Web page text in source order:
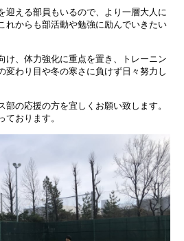
迎える部員もいるので、より一層大人に
れからも部活動や勉強に励んでいきたい
け、体力強化に重点を置き、トレーニン
変わり目や冬の寒さに負けず日々努力し
の応援の方を宜しくお願い致します。
ております。